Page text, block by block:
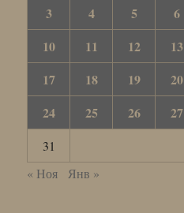
3
4 5 6
10
11 12 13
17
18 19 20
24
25 26 27
31
« Ноя
Янв »